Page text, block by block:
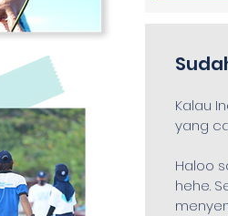
Kalau
yang
Haloo
hehe.